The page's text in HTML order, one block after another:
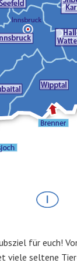
für euch!
viele seltene